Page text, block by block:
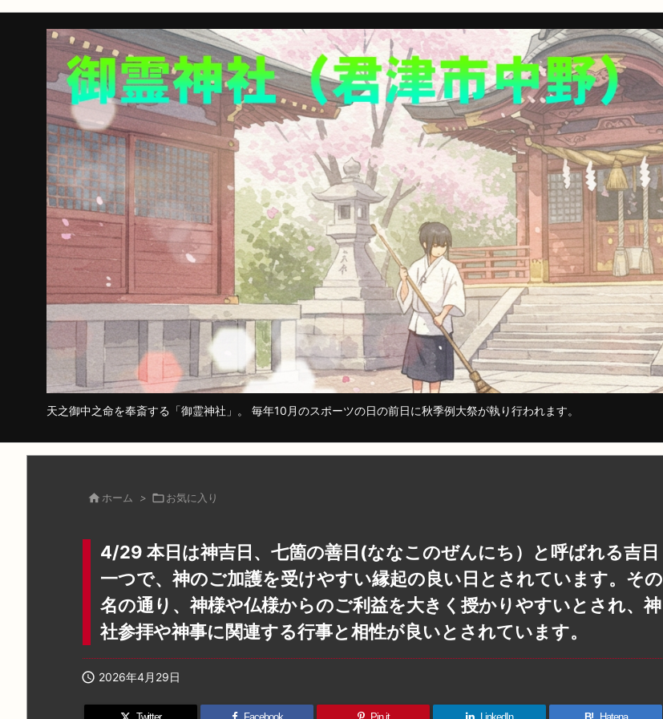
天之御中之命を奉斎する「御霊神社」。 毎年10月のスポーツの日の前日に秋季例大祭が執り行われます。
 ホーム > お気に入り
4/29 本日は神吉日、七箇の善日(ななこのぜんにち）と呼ばれる吉日
一つで、神のご加護を受けやすい縁起の良い日とされています。その
名の通り、神様や仏様からのご利益を大きく授かりやすいとされ、神
社参拝や神事に関連する行事と相性が良いとされています。
 2026年4月29日